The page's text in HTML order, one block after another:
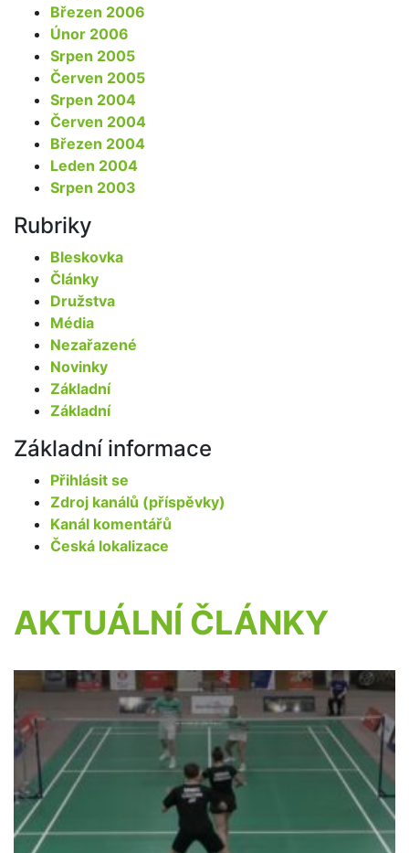
Březen 2006
Únor 2006
Srpen 2005
Červen 2005
Srpen 2004
Červen 2004
Březen 2004
Leden 2004
Srpen 2003
Rubriky
Bleskovka
Články
Družstva
Média
Nezařazené
Novinky
Základní
Základní
Základní informace
Přihlásit se
Zdroj kanálů (příspěvky)
Kanál komentářů
Česká lokalizace
AKTUÁLNÍ ČLÁNKY